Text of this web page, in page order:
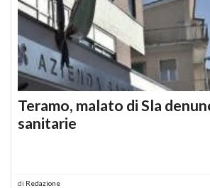
Teramo, malato di Sla
sanitarie
di Redazione